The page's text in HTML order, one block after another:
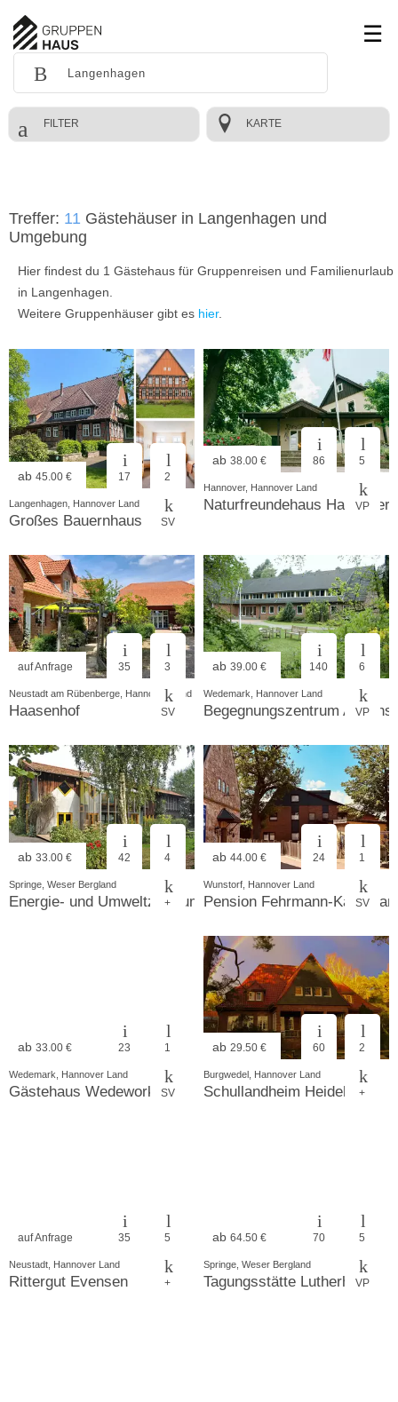
FILTER KARTE
Treffer: 11 Gästehäuser in Langenhagen und
Umgebung
Hier findest du 1 Gästehaus für Gruppenreisen und Familienurlaub
in Langenhagen.
Weitere Gruppenhäuser gibt es hier.
ab 45.00 € 17 2
SV
Langenhagen, Hannover Land
Großes Bauernhaus
ab 38.00 € 86 5
VP
Hannover, Hannover Land
Naturfreundehaus Hannover
auf Anfrage 35 3
SV
Neustadt am Rübenberge, Hannover Land
Haasenhof
ab 39.00 € 140 6
VP
Wedemark, Hannover Land
Begegnungszentrum
ab 33.00 € 42 4
+
Springe, Weser Bergland
Energie- und Umweltzentrum e.V.
ab 44.00 € 24 1
SV
Wunstorf, Hannover Land
Pension Fehrmann-Kauke
ab 33.00 € 23 1
SV
Wedemark, Hannover Land
Gästehaus Wedework
ab 29.50 € 60 2
+
Burgwedel, Hannover Land
Schullandheim Heideheim
auf Anfrage 35 5
+
Neustadt, Hannover Land
Rittergut Evensen
ab 64.50 € 70 5
VP
Springe, Weser Bergland
Tagungsstätte Lutherheim